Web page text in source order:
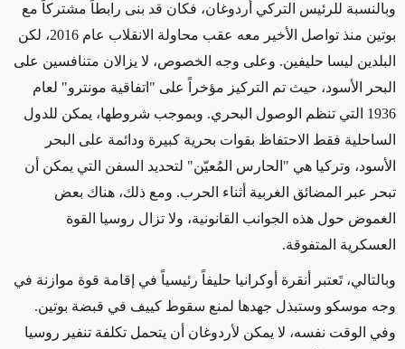
وبالنسبة للرئيس التركي أردوغان، فكان قد بنى رابطاً مشتركاً مع
بوتين منذ تواصل الأخير معه عقب محاولة الانقلاب عام 2016، لكن
البلدين ليسا حليفين. وعلى وجه الخصوص، لا يزالان متنافسين على
البحر الأسود، حيث تم التركيز مؤخراً على "اتفاقية مونترو" لعام
1936 التي تنظم الوصول البحري. وبموجب شروطها، يمكن للدول
الساحلية فقط الاحتفاظ بقوات بحرية كبيرة ودائمة على البحر
الأسود، وتركيا هي "الحارس المُعيّن" لتحديد السفن التي يمكن أن
تبحر عبر المضائق الغربية أثناء الحرب. ومع ذلك، هناك بعض
الغموض حول هذه الجوانب القانونية، ولا تزال روسيا القوة
العسكرية المتفوقة.
وبالتالي،تَعتبر أنقرة أوكرانيا حليفاً رئيسياً في إقامة قوة موازنة في
وجه موسكو وستبذل جهدها لمنع سقوط كييف في قبضة بوتين.
وفي الوقت نفسه، لا يمكن لأردوغان أن يتحمل تكلفة تنفير روسيا